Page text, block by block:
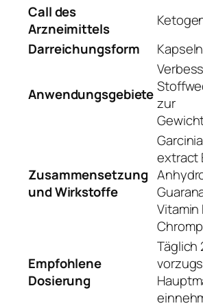
Call des
Arzneimittels
Darreichungsform
Kapseln
Anwendungsgebietezur
Zusammensetzung
und Wirkstoffe
extract
Vitamin
Empfohlene
Dosierung
Täglich